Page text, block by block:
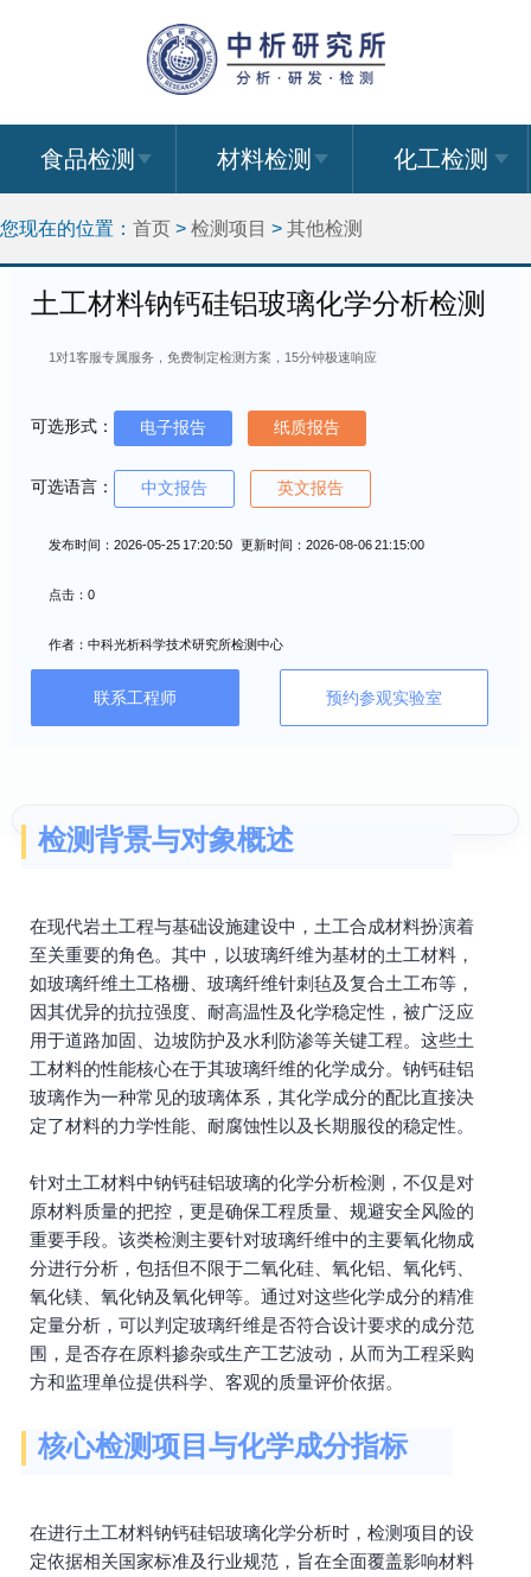
食品检测 材料检测 化工检测
您现在的位置： 首页 > 检测项目 > 其他检测
土工材料钠钙硅铝玻璃化学分析检测
1对1客服专属服务，免费制定检测方案，15分钟极速响应
可选形式： 电子报告 纸质报告
可选语言： 中文报告 英文报告
发布时间：2026-05-25 17:20:50 更新时间：2026-08-06 21:15:00
点击：0
作者：中科光析科学技术研究所检测中心
联系工程师 预约参观实验室
检测背景与对象概述
在现代岩土工程与基础设施建设中，土工合成材料扮演着
至关重要的角色。其中，以玻璃纤维为基材的土工材料，
如玻璃纤维土工格栅、玻璃纤维针刺毡及复合土工布等，
因其优异的抗拉强度、耐高温性及化学稳定性，被广泛应
用于道路加固、边坡防护及水利防渗等关键工程。这些土
工材料的性能核心在于其玻璃纤维的化学成分。钠钙硅铝
玻璃作为一种常见的玻璃体系，其化学成分的配比直接决
定了材料的力学性能、耐腐蚀性以及长期服役的稳定性。
针对土工材料中钠钙硅铝玻璃的化学分析检测，不仅是对
原材料质量的把控，更是确保工程质量、规避安全风险的
重要手段。该类检测主要针对玻璃纤维中的主要氧化物成
分进行分析，包括但不限于二氧化硅、氧化铝、氧化钙、
氧化镁、氧化钠及氧化钾等。通过对这些化学成分的精准
定量分析，可以判定玻璃纤维是否符合设计要求的成分范
围，是否存在原料掺杂或生产工艺波动，从而为工程采购
方和监理单位提供科学、客观的质量评价依据。
核心检测项目与化学成分指标
在进行土工材料钠钙硅铝玻璃化学分析时，检测项目的设
定依据相关国家标准及行业规范，旨在全面覆盖影响材料